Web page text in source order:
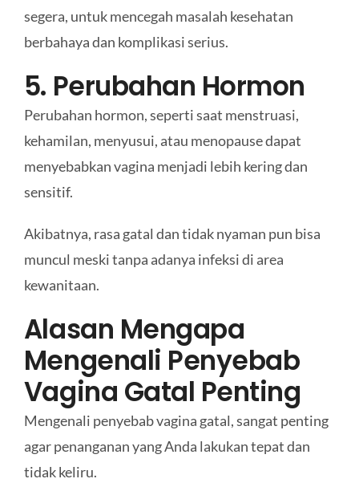
segera, untuk mencegah masalah kesehatan
berbahaya dan komplikasi serius.
5. Perubahan Hormon
Perubahan hormon, seperti saat menstruasi,
kehamilan, menyusui, atau menopause dapat
menyebabkan vagina menjadi lebih kering dan
sensitif.
Akibatnya, rasa gatal dan tidak nyaman pun bisa
muncul meski tanpa adanya infeksi di area
kewanitaan.
Alasan Mengapa
Mengenali Penyebab
Vagina Gatal Penting
Mengenali penyebab vagina gatal, sangat penting
agar penanganan yang Anda lakukan tepat dan
tidak keliru.